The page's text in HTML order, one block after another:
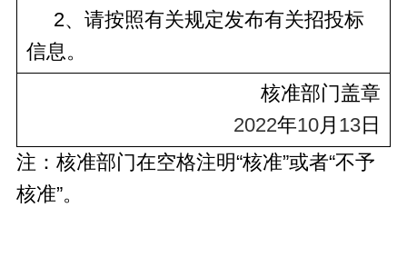
2、请按照有关规定发布有关招投标
信息。
核准部门盖章
2022年10月 13 日
注：核准部门在空格注明“核准”或者“不予
核准”。